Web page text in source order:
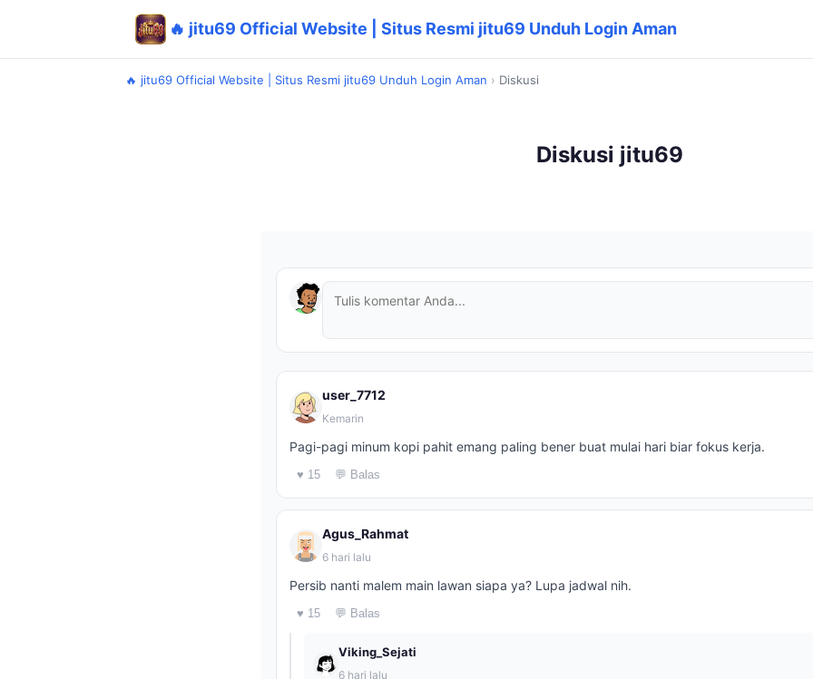
🔥 jitu69 Official Website | Situs Resmi jitu69 Unduh Login Aman
🔥 jitu69 Official Website | Situs Resmi jitu69 Unduh Login Aman › Diskusi
Diskusi jitu69
user_7712
Kemarin
Pagi-pagi minum kopi pahit emang paling bener buat mulai hari biar fokus kerja.
♥ 15 💬 Balas
Agus_Rahmat
6 hari lalu
Persib nanti malem main lawan siapa ya? Lupa jadwal nih.
♥ 15 💬 Balas
Viking_Sejati
6 hari lalu